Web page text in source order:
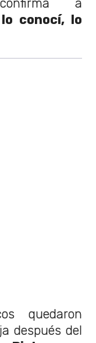
a
conocí, lo
quedaron
después del